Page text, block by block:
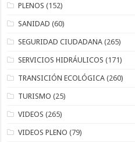
PLENOS (152)
SANIDAD (60)
SEGURIDAD CIUDADANA (265)
SERVICIOS HIDRÁULICOS (171)
TRANSICIÓN ECOLÓGICA (260)
TURISMO (25)
VIDEOS (265)
VIDEOS PLENO (79)